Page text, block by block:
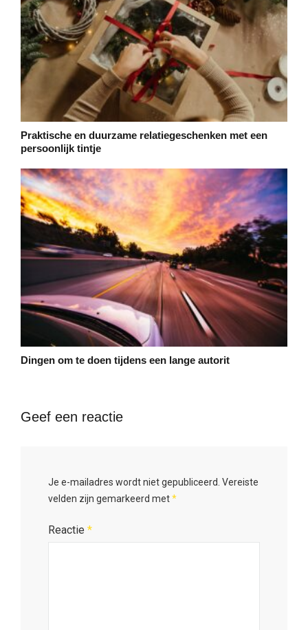
Praktische en duurzame relatiegeschenken met een
persoonlijk tintje
Dingen om te doen tijdens een lange autorit
Geef een reactie
Je e-mailadres wordt niet gepubliceerd. Vereiste
velden zijn gemarkeerd met*
Reactie *